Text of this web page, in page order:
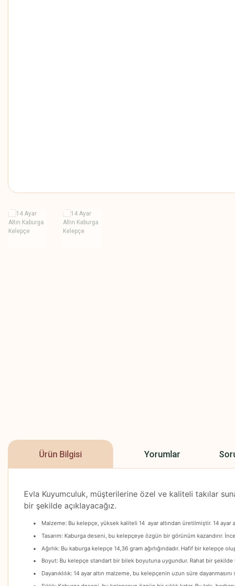
Ürün Bilgisi Yorumlar
Evla Kuyumculuk, müşterilerine özel ve kaliteli takılar
bir şekilde açıklayacağız.
Malzeme: Bu kelepçe, yüksek kaliteli 14 ayar altından üretilmiştir. 14
Tasarım: Kaburga deseni, bu kelepçeye özgün bir görünüm kazandırır.
Ağırlık: Bu kaburga kelepçe 14,36 gram ağırlığındadır. Hafif bir kelepçe
Boyut: Bu kelepçe standart bir bilek boyutuna uygundur. Rahat bir
Dayanıklılık: 14 ayar altın malzeme, bu kelepçenin uzun süre